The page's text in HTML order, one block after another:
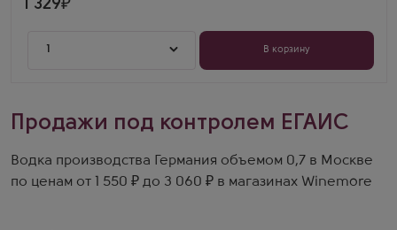
1 329
1 В корзину
Продажи под контролем ЕГАИС
Водка производства Германия объемом 0,7 в Москве
по ценам от 1 550 ₽ до 3 060 ₽ в магазинах Winemore